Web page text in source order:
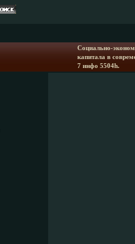
Социально-
капитала в
7 инфо 5504h.